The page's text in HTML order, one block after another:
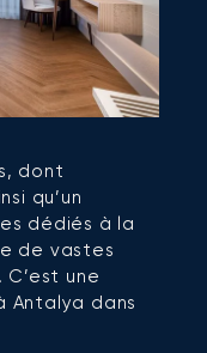
dont
qu’un
dédiés à la
de vastes
une
Antalya dans